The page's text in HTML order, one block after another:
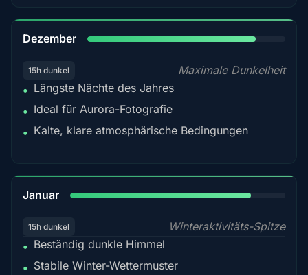
Dezember
15h dunkel
Maximale Dunkelheit
• Längste Nächte des Jahres
• Ideal für Aurora-Fotografie
• Kalte, klare atmosphärische Bedingungen
Januar
15h dunkel
Winteraktivitäts-Spitze
• Beständig dunkle Himmel
• Stabile Winter-Wettermuster